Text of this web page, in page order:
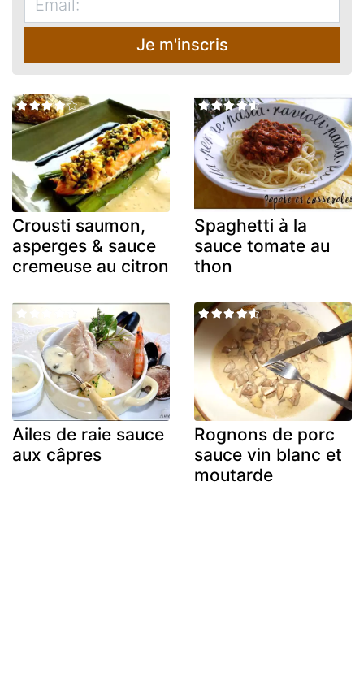
Je m'inscris
Crousti saumon,
asperges & sauce
cremeuse au citron
Spaghetti à la
sauce tomate au
thon
Ailes de raie sauce
aux câpres
Rognons de porc
sauce vin blanc et
moutarde